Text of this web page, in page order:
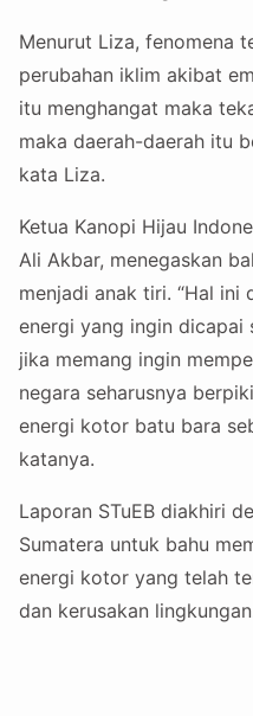
Menurut Liza, fenomena
perubahan iklim akibat
itu menghangat maka
maka daerah-daerah itu
kata Liza.
Ketua Kanopi Hijau
Ali Akbar, menegaskan
menjadi anak tiri. “Hal ini
energi yang ingin dicapai
jika memang ingin
negara seharusnya
energi kotor batu bara
katanya.
Laporan STuEB diakhiri
Sumatera untuk bahu
energi kotor yang telah
dan kerusakan